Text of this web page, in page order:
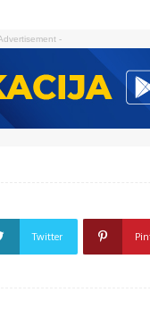
-
Twitter